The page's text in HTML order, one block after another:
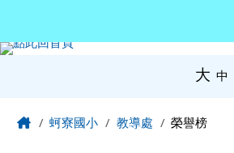
大 中
Home蚵寮國小 教導處 榮譽榜